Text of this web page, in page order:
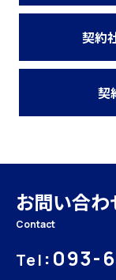
契約
契
お問い合わ
Contact
Tel :093-